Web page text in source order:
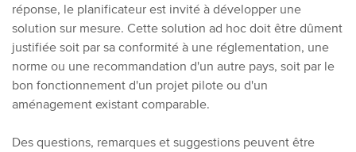
réponse, le planificateur est invité à développer une
solution sur mesure. Cette solution ad hoc doit être dûment
justifiée soit par sa conformité à une réglementation, une
norme ou une recommandation d'un autre pays, soit par le
bon fonctionnement d'un projet pilote ou d'un
aménagement existant comparable.
Des questions, remarques et suggestions peuvent être